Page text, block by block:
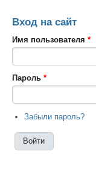
Вход на сайт
Имя пользователя *
Пароль *
Забыли пароль?